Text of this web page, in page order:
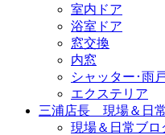
室内ドア
浴室ドア
窓交換
内窓
シャッター･雨
エクステリア
三浦店長 現場＆日
現場＆日常ブロ